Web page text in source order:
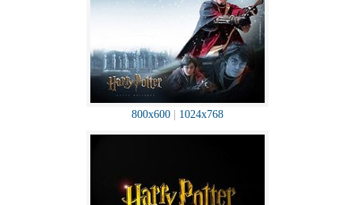
800x600 1024x768